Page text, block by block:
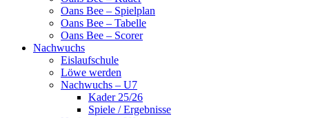
Oans Bee – Spielplan
Oans Bee – Tabelle
Oans Bee – Scorer
Nachwuchs
Eislaufschule
Löwe werden
Nachwuchs – U7
Kader 25/26
Spiele / Ergebnisse